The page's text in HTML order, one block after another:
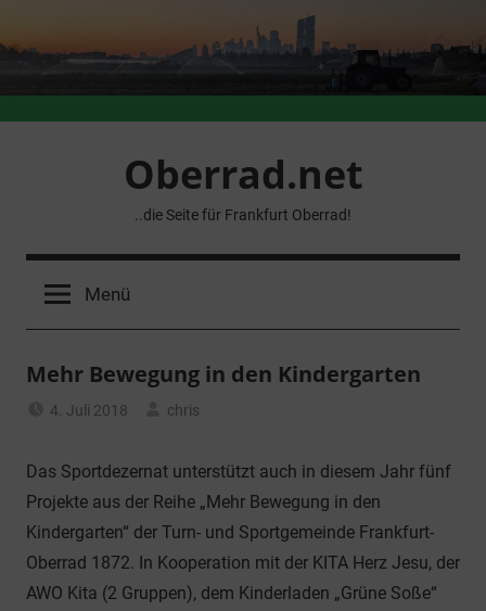
Inhalt
springen
Oberrad.net
..die Seite für Frankfurt Oberrad!
Menü
Mehr Bewegung in den Kindergarten
4. Juli 2018
chris
Das Sportdezernat unterstützt auch in diesem Jahr fünf
Projekte aus der Reihe „Mehr Bewegung in den
Kindergarten“ der Turn- und Sportgemeinde Frankfurt-
Oberrad 1872. In Kooperation mit der KITA Herz Jesu, der
AWO Kita (2 Gruppen), dem Kinderladen „Grüne Soße“